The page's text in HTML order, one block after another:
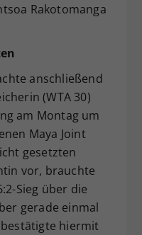
Rakotomanga
anschließend
(WTA 30)
am Montag um
Maya Joint
gesetzten
vor, brauchte
Sieg über die
gerade einmal
bestätigte hiermit